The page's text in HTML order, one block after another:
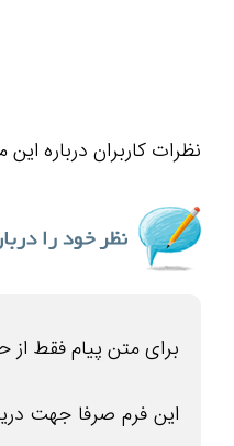
نظرات کاربران درباره
برای متن پیام فقط از
این فرم صرفا جهت